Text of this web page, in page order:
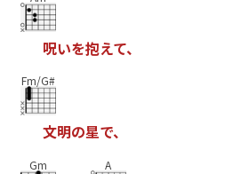
呪いを抱えて、
Fm/G#
文明の星で、
Gm A